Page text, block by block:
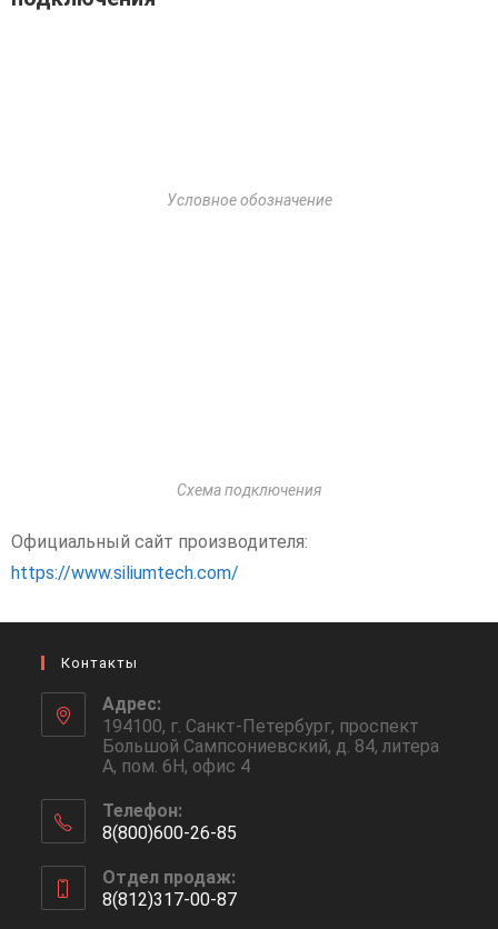
Условное обозначение
Схема подключения
Официальный сайт производителя:
https://www.siliumtech.com/
Контакты
Адрес:
194100, г. Санкт-Петербург, проспект
Большой Сампсониевский, д. 84, литера
А, пом. 6Н, офис 4
Телефон:
8(800)600-26-85
Отдел продаж:
8(812)317-00-87